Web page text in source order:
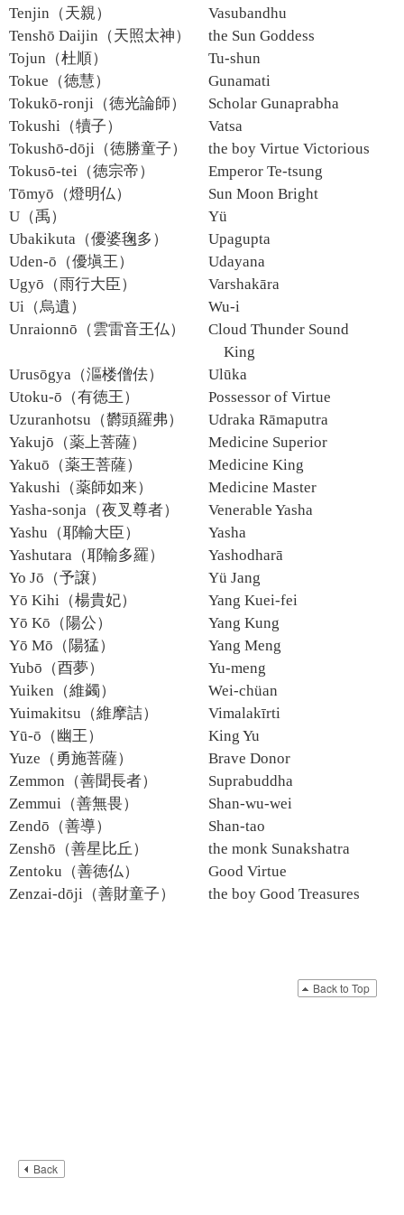
Tenjin（天親）
Vasubandhu
Tenshō Daijin（天照太神）
the Sun Goddess
Tojun（杜順）
Tu-shun
Tokue（徳慧）
Gunamati
Tokukō-ronji（徳光論師）
Scholar Gunaprabha
Tokushi（犢子）
Vatsa
Tokushō-dōji（徳勝童子）
the boy Virtue Victorious
Tokusō-tei（徳宗帝）
Emperor Te-tsung
Tōmyō（燈明仏）
Sun Moon Bright
U（禹）
Yü
Ubakikuta（優婆毱多）
Upagupta
Uden-ō（優塡王）
Udayana
Ugyō（雨行大臣）
Varshakāra
Ui（烏遺）
Wu-i
Unraionnō（雲雷音王仏）
Cloud Thunder Sound
King
Urusōgya（漚楼僧佉）
Ulūka
Utoku-ō（有徳王）
Possessor of Virtue
Uzuranhotsu（欝頭羅弗）
Udraka Rāmaputra
Yakujō（薬上菩薩）
Medicine Superior
Yakuō（薬王菩薩）
Medicine King
Yakushi（薬師如来）
Medicine Master
Yasha-sonja（夜叉尊者）
Venerable Yasha
Yashu（耶輸大臣）
Yasha
Yashutara（耶輸多羅）
Yashodharā
Yo Jō（予譲）
Yü Jang
Yō Kihi（楊貴妃）
Yang Kuei-fei
Yō Kō（陽公）
Yang Kung
Yō Mō（陽猛）
Yang Meng
Yubō（酉夢）
Yu-meng
Yuiken（維蠲）
Wei-chüan
Yuimakitsu（維摩詰）
Vimalakīrti
Yū-ō（幽王）
King Yu
Yuze（勇施菩薩）
Brave Donor
Zemmon（善聞長者）
Suprabuddha
Zemmui（善無畏）
Shan-wu-wei
Zendō（善導）
Shan-tao
Zenshō（善星比丘）
the monk Sunakshatra
Zentoku（善徳仏）
Good Virtue
Zenzai-dōji（善財童子）
the boy Good Treasures
Back to Top
Back